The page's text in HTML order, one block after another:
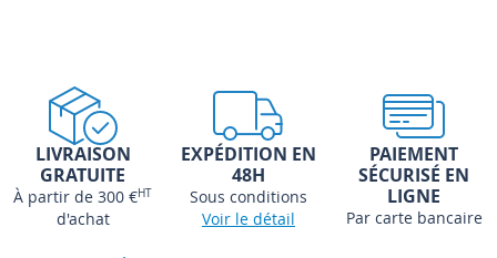
LIVRAISON
GRATUITE
À partir de 300 €HT
d'achat
EXPÉDITION EN
48H
Sous conditions
Voir le détail
PAIEMENT
SÉCURISÉ EN
LIGNE
Par carte bancaire